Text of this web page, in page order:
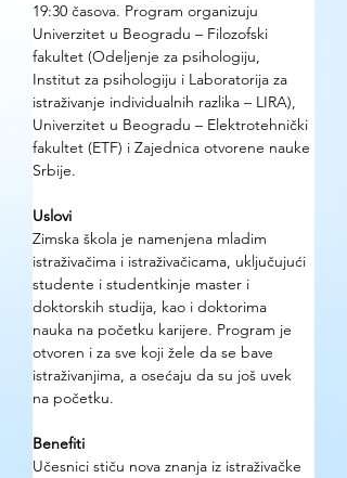
19:30 časova. Program organizuju
Univerzitet u Beogradu – Filozofski
fakultet (Odeljenje za psihologiju,
Institut za psihologiju i Laboratorija za
istraživanje individualnih razlika – LIRA),
Univerzitet u Beogradu – Elektrotehnički
fakultet (ETF) i Zajednica otvorene nauke
Srbije.
Uslovi
Zimska škola je namenjena mladim
istraživačima i istraživačicama, uključujući
studente i studentkinje master i
doktorskih studija, kao i doktorima
nauka na početku karijere. Program je
otvoren i za sve koji žele da se bave
istraživanjima, a osećaju da su još uvek
na početku.
Benefiti
Učesnici stiču nova znanja iz istraživačke